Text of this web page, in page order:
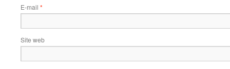
E-mail *
Site web